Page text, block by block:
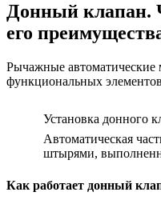
Донный клапан.
его
Рычажные автоматические
функциональных
Установка донного
Автоматическая
штырями,
Как работает донный